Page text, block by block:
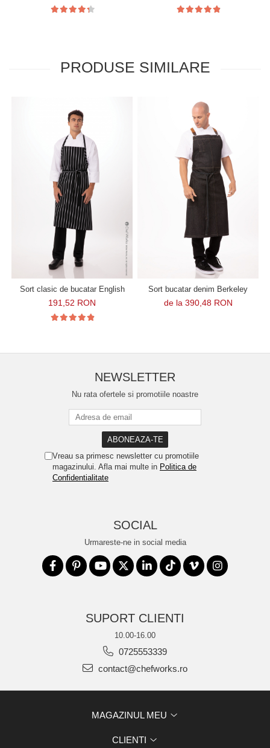
PRODUSE SIMILARE
Sort clasic de bucatar English
191,52 RON
Sort bucatar denim Berkeley
de la 390,48 RON
NEWSLETTER
Nu rata ofertele si promotiile noastre
Vreau sa primesc newsletter cu promotiile
magazinului. Afla mai multe in Politica de
Confidentialitate
SOCIAL
Urmareste-ne in social media
SUPORT CLIENTI
10.00-16.00
0725553339
contact@chefworks.ro
MAGAZINUL MEU
CLIENTI